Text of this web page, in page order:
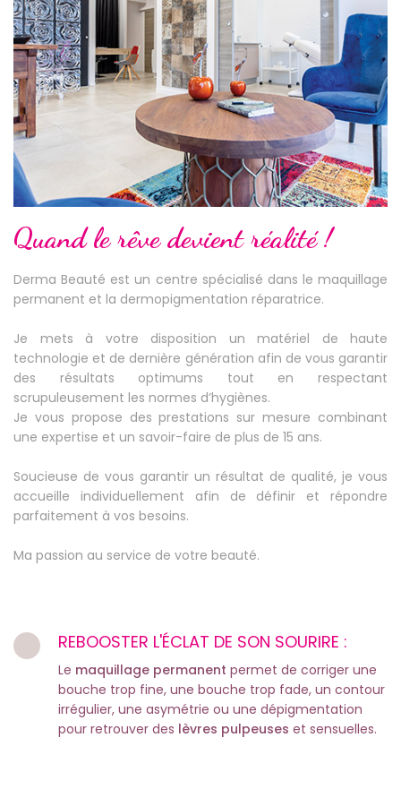
Quand le rêve devient réalité !
Derma Beauté est un centre spécialisé dans le maquillage
permanent et la dermopigmentation réparatrice.
Je mets à votre disposition un matériel de haute
technologie et de dernière génération afin de vous garantir
des résultats optimums tout en respectant
scrupuleusement les normes d’hygiènes.
Je vous propose des prestations sur mesure combinant
une expertise et un savoir-faire de plus de 15 ans.
Soucieuse de vous garantir un résultat de qualité, je vous
accueille individuellement afin de définir et répondre
parfaitement à vos besoins.
Ma passion au service de votre beauté.
REBOOSTER L'ÉCLAT DE SON SOURIRE :
Le maquillage permanent permet de corriger une
bouche trop fine, une bouche trop fade, un contour
irrégulier, une asymétrie ou une dépigmentation
pour retrouver des lèvres pulpeuses et sensuelles.